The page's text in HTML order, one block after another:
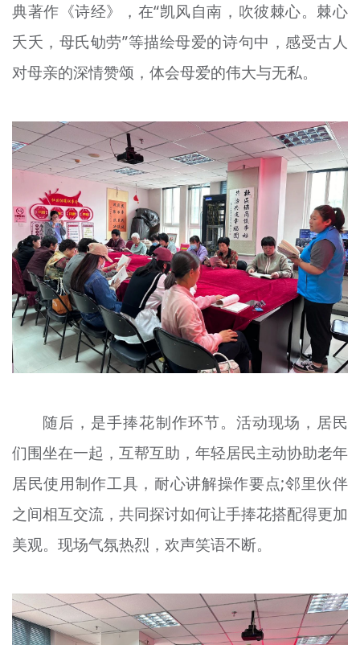
典著作《诗经》，在“凯风自南，吹彼棘心。棘心
夭夭，母氏劬劳”等描绘母爱的诗句中，感受古人
对母亲的深情赞颂，体会母爱的伟大与无私。
随后，是手捧花制作环节。活动现场，居民
们围坐在一起，互帮互助，年轻居民主动协助老年
居民使用制作工具，耐心讲解操作要点;邻里伙伴
之间相互交流，共同探讨如何让手捧花搭配得更加
美观。现场气氛热烈，欢声笑语不断。